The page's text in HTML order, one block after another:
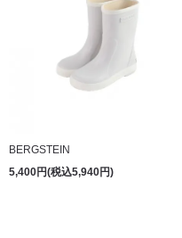
BERGSTEIN
5,400円(税込5,940円)